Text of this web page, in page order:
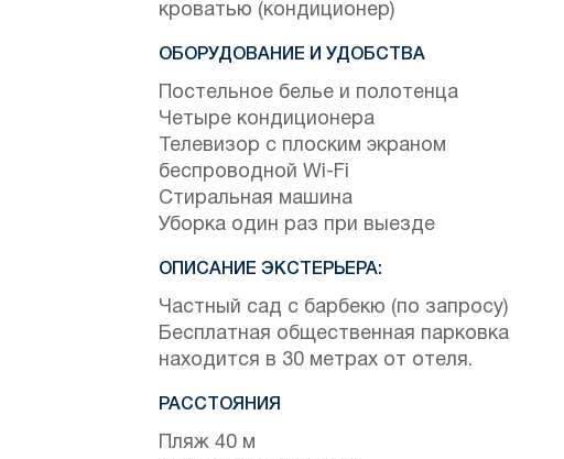
кроватью (кондиционер)
ОБОРУДОВАНИЕ И УДОБСТВА
Постельное белье и полотенца
Четыре кондиционера
Телевизор с плоским экраном
беспроводной Wi-Fi
Стиральная машина
Уборка один раз при выезде
ОПИСАНИЕ ЭКСТЕРЬЕРА:
Частный сад с барбекю (по запросу)
Бесплатная общественная парковка
находится в 30 метрах от отеля.
РАССТОЯНИЯ
Пляж 40 м